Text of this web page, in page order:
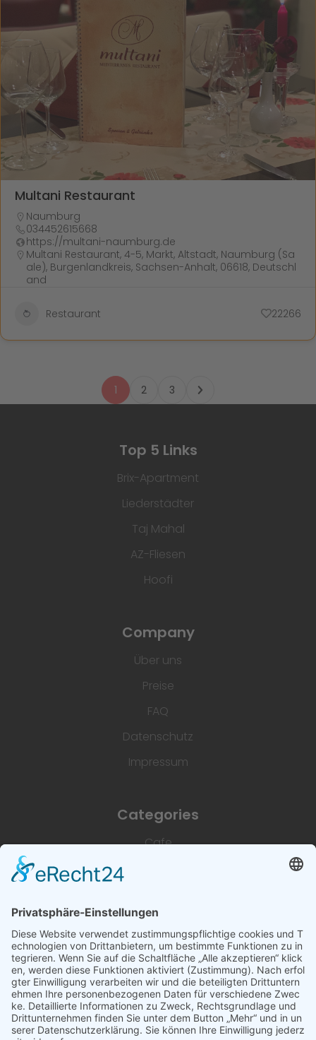
Multani Restaurant
Naumburg
034452615668
https://multani-naumburg.de
Multani Restaurant, 4-5, Markt, Altstadt, Naumburg (Sa
ale), Burgenlandkreis, Sachsen-Anhalt, 06618, Deutschl
and
Restaurant 22266
1 2 3
Top 5 Links
Brix-Apartment
Liederstädter
Taj Mahal
AZ-Fliesen
Hoofi
Company
Über uns
Preise
FAQ
Datenschutz
Impressum
Categories
Cafe
Restaurant
Dienstleistungen & Handwerk
Deutsch